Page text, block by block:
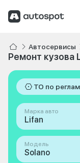
Автосервисы
Ремонт кузова
ТО по
Марка авто
Lifan
Модель
Solano